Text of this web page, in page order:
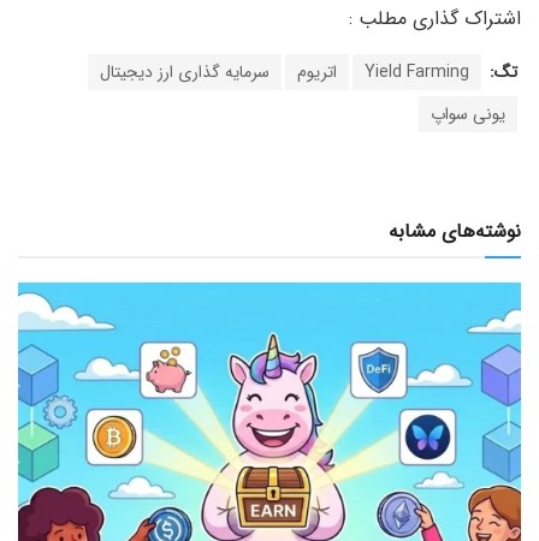
تگ: Yield Farming اتریوم
سرمایه گذاری ارز دیجیتال
یونی سواپ
نوشته‌های مشابه